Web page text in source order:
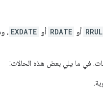
أو RDATE أو EXDATE ،
في ما يلي بعض هذه الحالات: